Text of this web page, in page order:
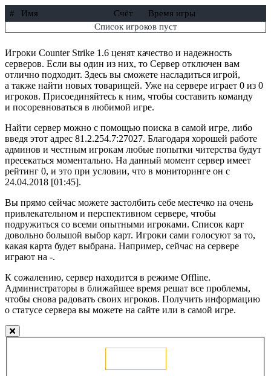
# Имя Счёт
Время игры
Список игроков пуст
Игроки Counter Strike 1.6 ценят качество и надежность
серверов. Если вы один из них, то Сервер отключен вам
отлично подходит. Здесь вы сможете насладиться игрой,
а также найти новых товарищей. Уже на сервере играет 0 из 0
игроков. Присоединяйтесь к ним, чтобы составить команду
и посоревноваться в любимой игре.
Найти сервер можно с помощью поиска в самой игре, либо
введя этот адрес 81.2.254.7:27027. Благодаря хорошей работе
админов и честным игрокам любые попытки читерства будут
пресекаться моментально. На данный момент сервер имеет
рейтинг 0, и это при условии, что в мониторинге он с
24.04.2018 [01:45].
Вы прямо сейчас можете застолбить себе местечко на очень
привлекательном и перспективном сервере, чтобы
подружиться со всеми опытными игроками. Список карт
довольно большой выбор карт. Игроки сами голосуют за то,
какая карта будет выбрана. Например, сейчас на сервере
играют на -.
К сожалению, сервер находится в режиме Offline.
Администраторы в ближайшее время решат все проблемы,
чтобы снова радовать своих игроков. Получить информацию
о статусе сервера вы можете на сайте или в самой игре.